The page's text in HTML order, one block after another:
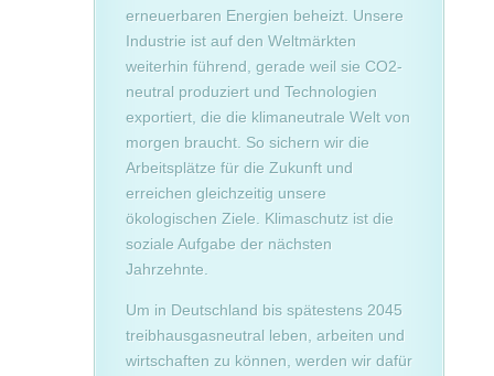
erneuerbaren Energien beheizt. Unsere
Industrie ist auf den Weltmärkten
weiterhin führend, gerade weil sie CO2-
neutral produziert und Technologien
exportiert, die die klimaneutrale Welt von
morgen braucht. So sichern wir die
Arbeitsplätze für die Zukunft und
erreichen gleichzeitig unsere
ökologischen Ziele. Klimaschutz ist die
soziale Aufgabe der nächsten
Jahrzehnte.
Um in Deutschland bis spätestens 2045
treibhausgasneutral leben, arbeiten und
wirtschaften zu können, werden wir dafür